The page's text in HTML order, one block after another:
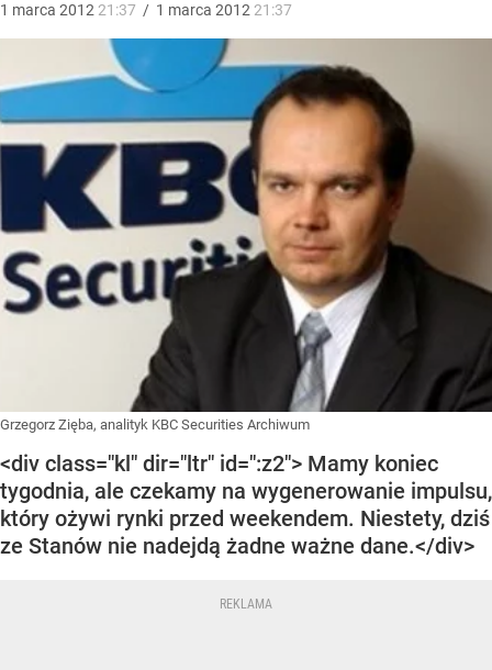
1 marca 2012 21:37 / 1 marca 2012 21:37
Grzegorz Zięba, analityk KBC Securities Archiwum
<div class="kl" dir="ltr" id=":z2"> Mamy koniec
tygodnia, ale czekamy na wygenerowanie impulsu,
który ożywi rynki przed weekendem. Niestety, dziś
ze Stanów nie nadejdą żadne ważne dane.</div>